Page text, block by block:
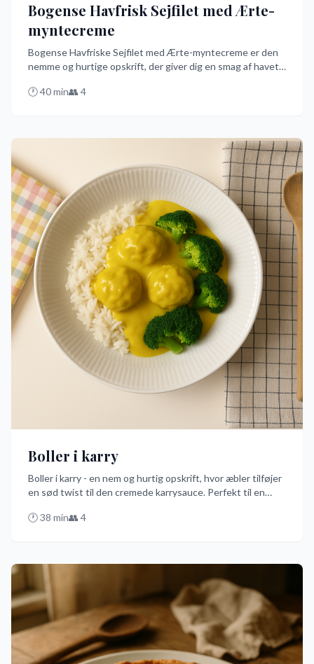
Bogense Havfrisk Sejfilet med Ærte-
myntecreme
Bogense Havfriske Sejfilet med Ærte-myntecreme er den
nemme og hurtige opskrift, der giver dig en smag af havets
nye kartofler, er dette en ret, der imponerer uden besvær.
🕐40min👥 4
Boller i karry
Boller i karry - en nem og hurtig opskrift, hvor æbler tilføjer
en sød twist til den cremede karrysauce. Perfekt til en
bordet. Prøv den bedste version af denne klassiker med
🕐38 min👥 4